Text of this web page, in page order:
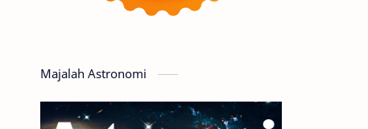
Satelit
Aurora Supernova
Majalah Astronomi